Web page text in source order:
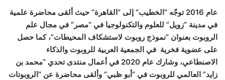
عام 2016 توجّه “الخطيب” إلى “القاهرة” حيث ألقى محاضرة علمية
في مدينة “زويل” للعلوم والتكنولوجيا في “مصر” في مجال علم
الروبوت بعنوان “نموذج روبوت لاستشكاف المحيطات”، كما حصل
على عضوية فخرية في الجمعية العربية للروبوت والذكاء
الاصنطاعي، وشارك عام 2020 في أعمال منتدى تحدي “محمد بن
زايد” العالمي للروبوت في “أبو ظبي” وألقى محاضرة عن “الروبوتات